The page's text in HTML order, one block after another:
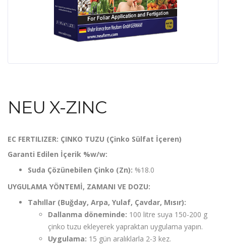
NEU X-ZINC
EC FERTILIZER: ÇINKO TUZU (Çinko Sülfat İçeren)
Garanti Edilen İçerik %w/w:
Suda Çözünebilen Çinko (Zn): %18.0
UYGULAMA YÖNTEMİ, ZAMANI VE DOZU:
Tahıllar (Buğday, Arpa, Yulaf, Çavdar, Mısır):
Dallanma döneminde: 100 litre suya 150-200 g
çinko tuzu ekleyerek yapraktan uygulama yapın.
Uygulama: 15 gün aralıklarla 2-3 kez.